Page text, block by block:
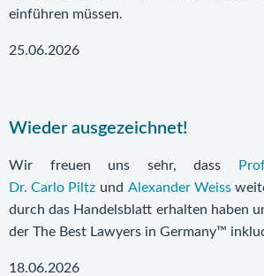
einführen müssen.
25.06.2026
Wieder ausgezeichnet!
Wir freuen uns sehr, dass
Dr. Carlo Piltz und Alexander Weiss
durch das Handelsblatt erhalten haben
der The Best Lawyers in Germany™
18.06.2026